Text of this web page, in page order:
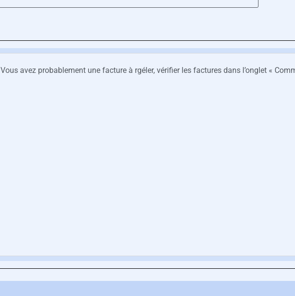
Vous avez probablement une facture à rgéler, vérifier les factures dans l’onglet «